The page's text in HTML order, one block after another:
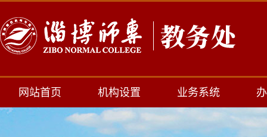
网站首页 机构设置 业务系统